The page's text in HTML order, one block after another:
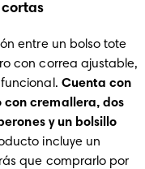
entre un bolso tote
con correa ajustable,
Cuenta con
cremallera, dos
y un bolsillo
incluye un
que comprarlo por